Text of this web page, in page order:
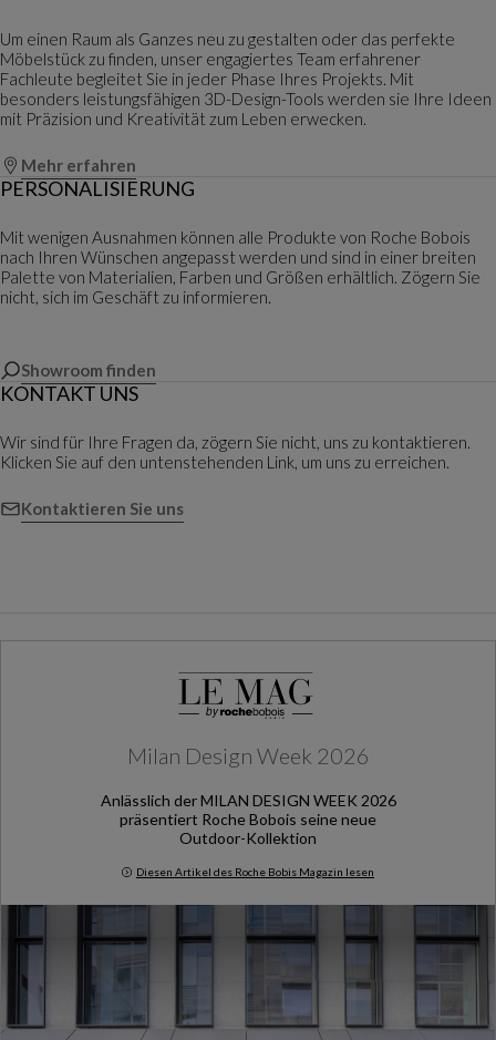
Um einen Raum als Ganzes neu zu gestalten oder das perfekte
Möbelstück zu finden, unser engagiertes Team erfahrener
Fachleute begleitet Sie in jeder Phase Ihres Projekts. Mit
besonders leistungsfähigen 3D-Design-Tools werden sie Ihre Ideen
mit Präzision und Kreativität zum Leben erwecken.
Mehr erfahren
PERSONALISIERUNG
Mit wenigen Ausnahmen können alle Produkte von Roche Bobois
nach Ihren Wünschen angepasst werden und sind in einer breiten
Palette von Materialien, Farben und Größen erhältlich. Zögern Sie
nicht, sich im Geschäft zu informieren.
Showroom finden
KONTAKT UNS
Wir sind für Ihre Fragen da, zögern Sie nicht, uns zu kontaktieren.
Klicken Sie auf den untenstehenden Link, um uns zu erreichen.
Kontaktieren Sie uns
Milan Design Week 2026
Anlässlich der MILAN DESIGN WEEK 2026
präsentiert Roche Bobois seine neue
Outdoor-Kollektion
Diesen Artikel des Roche Bobis Magazin lesen
Milan Design Week 2026